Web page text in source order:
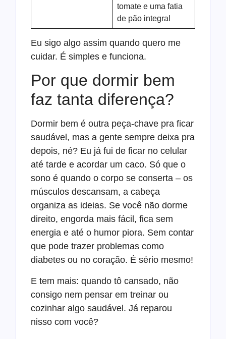
tomate e uma fatia
de pão integral
Eu sigo algo assim quando quero me
cuidar. É simples e funciona.
Por que dormir bem
faz tanta diferença?
Dormir bem é outra peça-chave pra ficar
saudável, mas a gente sempre deixa pra
depois, né? Eu já fui de ficar no celular
até tarde e acordar um caco. Só que o
sono é quando o corpo se conserta – os
músculos descansam, a cabeça
organiza as ideias. Se você não dorme
direito, engorda mais fácil, fica sem
energia e até o humor piora. Sem contar
que pode trazer problemas como
diabetes ou no coração. É sério mesmo!
E tem mais: quando tô cansado, não
consigo nem pensar em treinar ou
cozinhar algo saudável. Já reparou
nisso com você?